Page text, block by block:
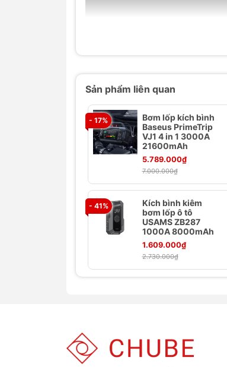
Tên: Bơm Lốp Đa Năng
600A
Chất liệu: ABS + Silica
Sản phẩm liên quan
- 17%
Bơm lốp kích bình
Baseus PrimeTrip
VJ1 4 in 1 3000A
21600mAh
5.789.000₫
7.000.000₫
- 41%
Kích bình kiêm
bơm lốp ô tô
USAMS ZB287
1000A 8000mAh
1.609.000₫
2.730.000₫